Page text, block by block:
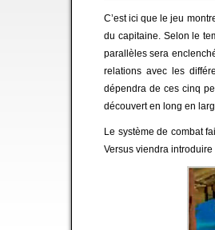
C’est ici que le jeu
du capitaine. Selon le
parallèles sera
relations avec les
dépendra de ces cinq
découvert en long en
Le système de combat
Versus viendra